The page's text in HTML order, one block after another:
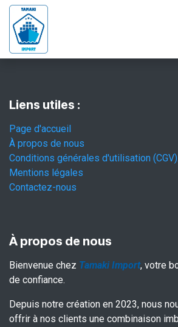
Se rendre au contenu
Liens utiles :
Page d'accueil
À propos de nous
Conditions générales d'utilisation (CGV).
Mentions légales
Contactez-nous
À propos de nous
Bienvenue chez Tamaki Import, votre
de confiance.
Depuis notre création en 2023, nous
offrir à nos clients une combinaison